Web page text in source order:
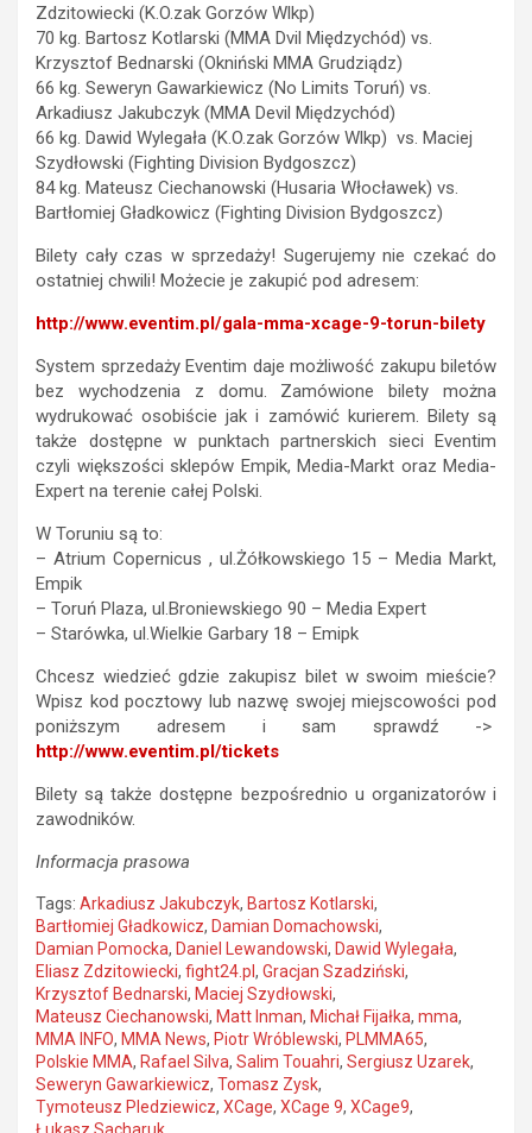
Zdzitowiecki (K.O.zak Gorzów Wlkp)
70 kg. Bartosz Kotlarski (MMA Dvil Międzychód) vs.
Krzysztof Bednarski (Okniński MMA Grudziądz)
66 kg. Seweryn Gawarkiewicz (No Limits Toruń) vs.
Arkadiusz Jakubczyk (MMA Devil Międzychód)
66 kg. Dawid Wylegała (K.O.zak Gorzów Wlkp) vs. Maciej
Szydłowski (Fighting Division Bydgoszcz)
84 kg. Mateusz Ciechanowski (Husaria Włocławek) vs.
Bartłomiej Gładkowicz (Fighting Division Bydgoszcz)
Bilety cały czas w sprzedaży! Sugerujemy nie czekać do
ostatniej chwili! Możecie je zakupić pod adresem:
http://www.eventim.pl/gala-mma-xcage-9-torun-bilety
System sprzedaży Eventim daje możliwość zakupu biletów
bez wychodzenia z domu. Zamówione bilety można
wydrukować osobiście jak i zamówić kurierem. Bilety są
także dostępne w punktach partnerskich sieci Eventim
czyli większości sklepów Empik, Media-Markt oraz Media-
Expert na terenie całej Polski.
W Toruniu są to:
– Atrium Copernicus , ul.Żółkowskiego 15 – Media Markt,
Empik
– Toruń Plaza, ul.Broniewskiego 90 – Media Expert
– Starówka, ul.Wielkie Garbary 18 – Emipk
Chcesz wiedzieć gdzie zakupisz bilet w swoim mieście?
Wpisz kod pocztowy lub nazwę swojej miejscowości pod
poniższym adresem i sam sprawdź ->
http://www.eventim.pl/tickets
Bilety są także dostępne bezpośrednio u organizatorów i
zawodników.
Informacja prasowa
Tags: Arkadiusz Jakubczyk, Bartosz Kotlarski,
Bartłomiej Gładkowicz, Damian Domachowski,
Damian Pomocka, Daniel Lewandowski, Dawid Wylegała,
Eliasz Zdzitowiecki, fight24.pl , Gracjan Szadziński,
Krzysztof Bednarski, Maciej Szydłowski,
Mateusz Ciechanowski, Matt Inman, Michał Fijałka, mma,
MMA INFO, MMA News, Piotr Wróblewski, PLMMA65,
Polskie MMA, Rafael Silva, Salim Touahri, Sergiusz Uzarek,
Seweryn Gawarkiewicz, Tomasz Zysk,
Tymoteusz Pledziewicz, XCage, XCage 9, XCage9,